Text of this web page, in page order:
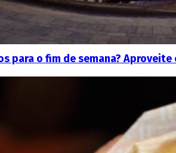
para o fim de semana?